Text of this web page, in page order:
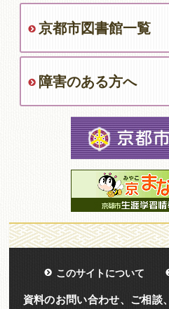
京都市図書館一覧
障害のある方へ
このサイトについて
資料のお問い合わせ、ご相談